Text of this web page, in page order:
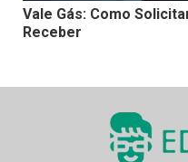
Vale Gás: Como
Receber